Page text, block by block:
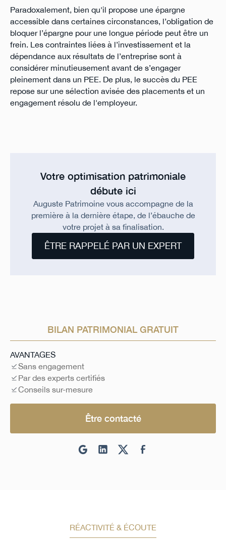
Paradoxalement, bien qu'il propose une épargne
accessible dans certaines circonstances, l’obligation de
bloquer l’épargne pour une longue période peut être un
frein. Les contraintes liées à l’investissement et la
dépendance aux résultats de l’entreprise sont à
considérer minutieusement avant de s’engager
pleinement dans un PEE. De plus, le succès du PEE
repose sur une sélection avisée des placements et un
engagement résolu de l'employeur.
Votre optimisation patrimoniale
débute ici
Auguste Patrimoine vous accompagne de la
première à la dernière étape, de l’ébauche de
votre projet à sa finalisation.
ÊTRE RAPPELÉ PAR UN EXPERT
BILAN PATRIMONIAL GRATUIT
AVANTAGES
Sans engagement
Par des experts certifiés
Conseils sur-mesure
Être contacté
RÉACTIVITÉ & ÉCOUTE